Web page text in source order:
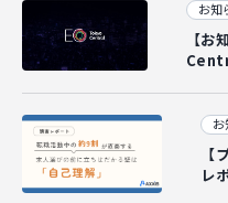
お知
【
お
【
レ